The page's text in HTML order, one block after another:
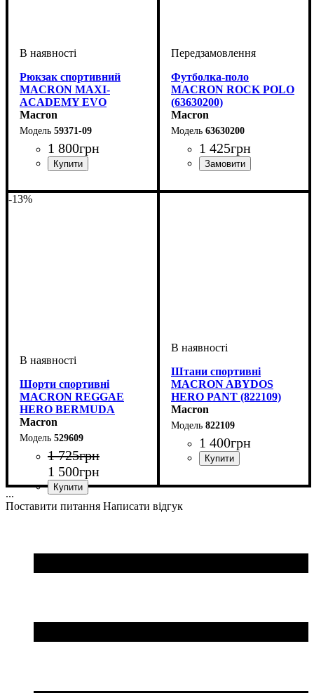
Рюкзак спортивний
MACRON MAXI-
ACADEMY EVO
(5937109)
Macron
59371-09
1 800грн
Футболка-поло
MACRON ROCK POLO
(63630200)
Macron
63630200
1 425грн
-13%
Шорти спортивні
MACRON REGGAE
HERO BERMUDA
(529609)
Macron
529609
1 725грн
1 500грн
Штани спортивні
MACRON ABYDOS
HERO PANT (822109)
Macron
822109
1 400грн
...
Поставити питання Написати відгук